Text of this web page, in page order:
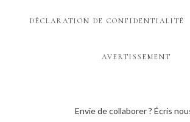
DÉCLARATION DE CONFIDENTIALITÉ
AVERTISSEMENT
Envie de collaborer ? Écris